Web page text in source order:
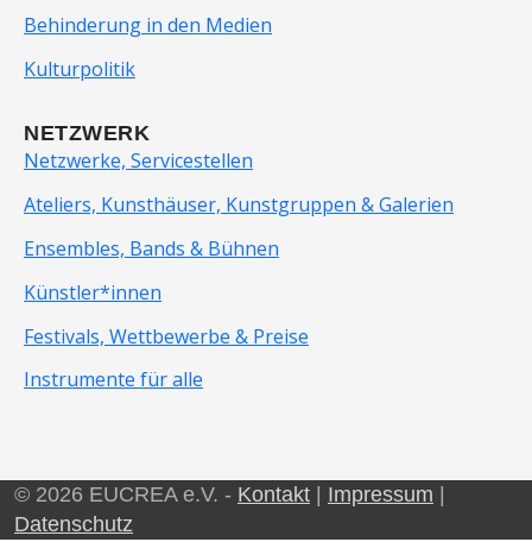
Behinderung in den Medien
Kulturpolitik
NETZWERK
Netzwerke, Servicestellen
Ateliers, Kunsthäuser, Kunstgruppen & Galerien
Ensembles, Bands & Bühnen
Künstler*innen
Festivals, Wettbewerbe & Preise
Instrumente für alle
© 2026 EUCREA e.V. - Kontakt Impressum
Datenschutz